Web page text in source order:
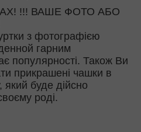
!!! ВАШЕ ФОТО АБО
з фотографією
гарним
популярності. Також Ви
прикрашені чашки в
який буде дійсно
роді.